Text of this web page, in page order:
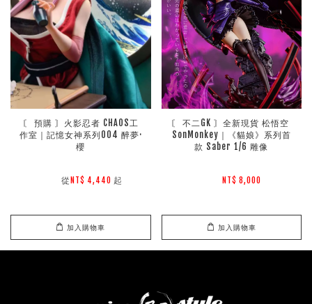
〘 預購 〙火影忍者 CHAOS工
作室｜記憶女神系列004 醉夢·
櫻
        從
NT$ 4,440 起
加入購物車
〘 不二GK 〙全新現貨 松悟空
SonMonkey｜《貓娘》系列首
款 Saber 1/6 雕像
NT$ 8,000
加入購物車